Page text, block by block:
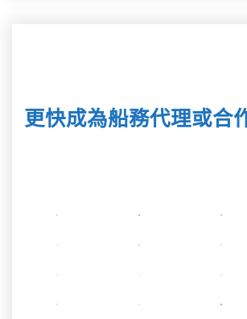
更快成為船務代理或合